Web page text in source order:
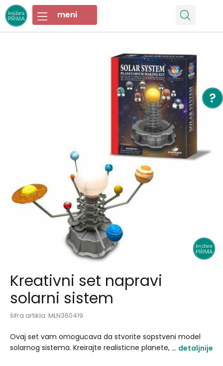
Kreativni set napravi
solarni sistem
šifra artikla: MLN360419
Ovaj set vam omogucava da stvorite sopstveni model
solarnog sistema. Kreirajte realisticne planete, postavite ih
detaljnije